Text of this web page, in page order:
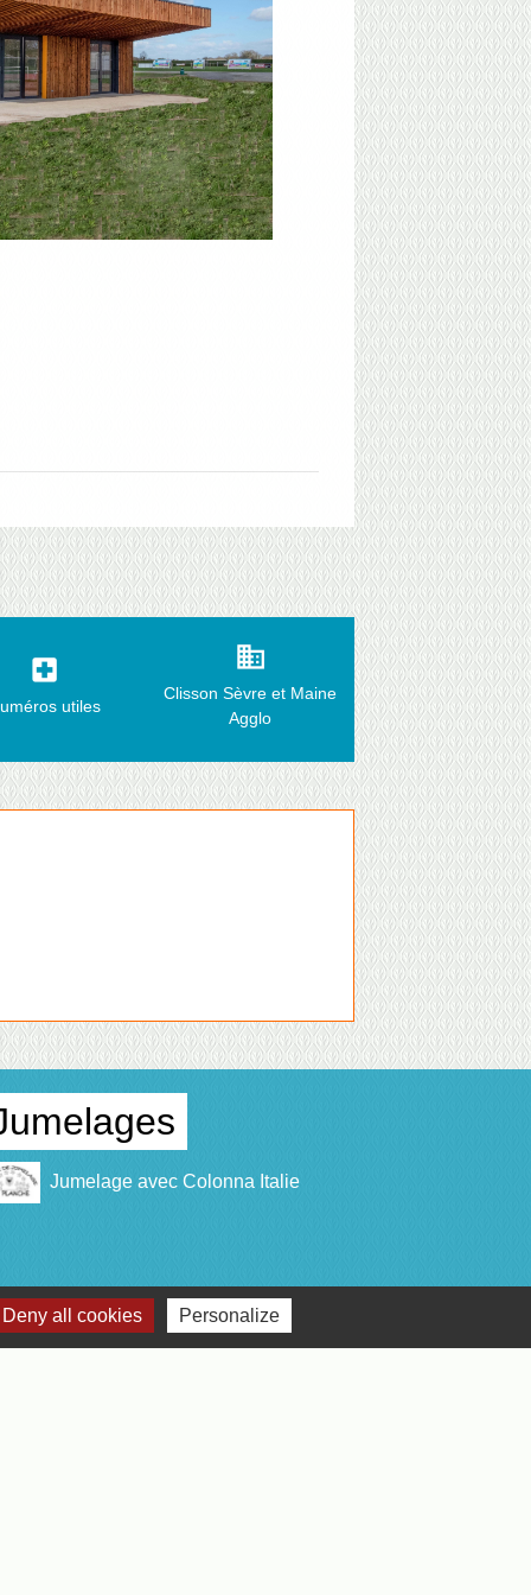
local_hospital
utiles
business
Clisson Sèvre et Maine
Agglo
Jumelage avec Colonna Italie
all cookies Personalize